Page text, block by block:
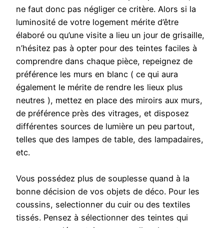
ne faut donc pas négliger ce critère. Alors si la
luminosité de votre logement mérite d’être
élaboré ou qu’une visite a lieu un jour de grisaille,
n’hésitez pas à opter pour des teintes faciles à
comprendre dans chaque pièce, repeignez de
préférence les murs en blanc ( ce qui aura
également le mérite de rendre les lieux plus
neutres ), mettez en place des miroirs aux murs,
de préférence près des vitrages, et disposez
différentes sources de lumière un peu partout,
telles que des lampes de table, des lampadaires,
etc.
Vous possédez plus de souplesse quand à la
bonne décision de vos objets de déco. Pour les
coussins, selectionner du cuir ou des textiles
tissés. Pensez à sélectionner des teintes qui